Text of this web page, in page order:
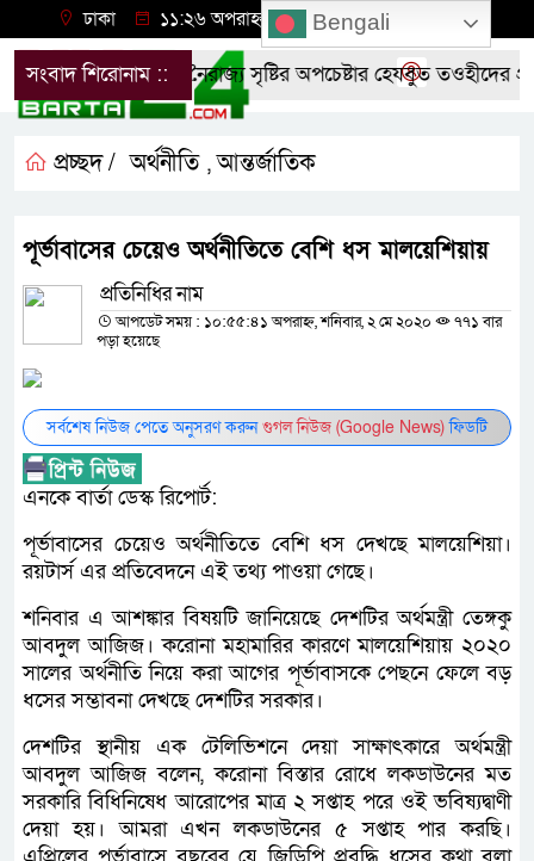
ঢাকা ১১:২৬ অপরাহ্ন, বৃহস্পতিবার, ০৬ অগাস্ট ২০২৬
সংবাদ শিরোনাম ::
উসকানি ও নৈরাজ্য সৃষ্টির অপচেষ্টার হেযবুত তওহীদের
প্রচ্ছদ / অর্থনীতি ,আন্তর্জাতিক
পূর্ভাবাসের চেয়েও অর্থনীতিতে বেশি ধস মালয়েশিয়ায়
প্রতিনিধির নাম
আপডেট সময় : ১০:৫৫:৪১ অপরাহ্ন, শনিবার, ২ মে ২০২০
৭৭১ বার
পড়া হয়েছে
সর্বশেষ নিউজ পেতে অনুসরণ করুনগুগল নিউজ (Google News)ফিডটি
এনকে বার্তা ডেস্ক রিপোর্ট:
পূর্ভাবাসের চেয়েও অর্থনীতিতে বেশি ধস দেখছে মালয়েশিয়া।
রয়টার্স এর প্রতিবেদনে এই তথ্য পাওয়া গেছে।
শনিবার এ আশঙ্কার বিষয়টি জানিয়েছে দেশটির অর্থমন্ত্রী তেঙ্গকু
আবদুল আজিজ। করোনা মহামারির কারণে মালয়েশিয়ায় ২০২০
সালের অর্থনীতি নিয়ে করা আগের পূর্ভাবাসকে পেছনে ফেলে বড়
ধসের সম্ভাবনা দেখছে দেশটির সরকার।
দেশটির স্থানীয় এক টেলিভিশনে দেয়া সাক্ষাৎকারে অর্থমন্ত্রী
আবদুল আজিজ বলেন, করোনা বিস্তার রোধে লকডাউনের মত
সরকারি বিধিনিষেধ আরোপের মাত্র ২ সপ্তাহ পরে ওই ভবিষ্যদ্বাণী
দেয়া হয়। আমরা এখন লকডাউনের ৫ সপ্তাহ পার করছি।
Bengali